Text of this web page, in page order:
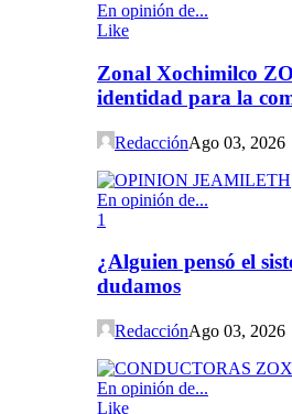
En opinión de...
Like
Zonal Xochimilco
identidad para la
RedacciónAgo 03, 2026
En opinión de...
1
¿Alguien pensó el
dudamos
RedacciónAgo 03, 2026
En opinión de...
Like